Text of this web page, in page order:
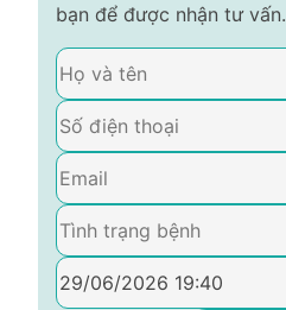
bạn để được nhận tư vấn.